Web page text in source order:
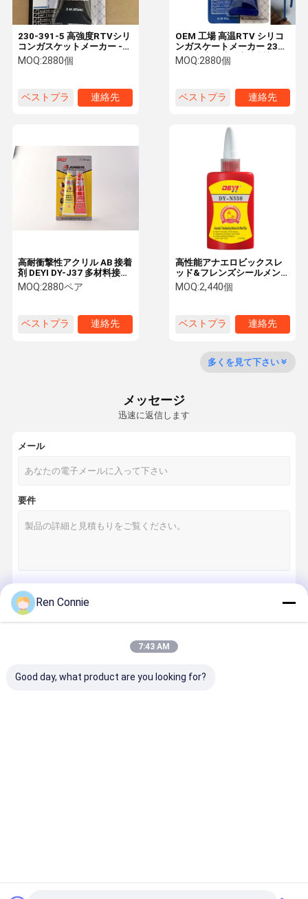
わたしたち
に つい て
工場 ツアー 品質管理 ニュース
エポキシAB接着剤
変更されたアクリルの接着剤
これ以上の釘の接着剤
ガスケット メーカー
セラミックタイルシール剤
ハードウェア 電子接着剤
OEM 工場 高温RTV シリコ
ンガスケートメーカー 230-
391-5 高強度粘着密封剤
MOQ:2880個
ベストプラ
連絡先
230-391-5 高強度RTVシリ
コンガスケットメーカー -
エンジンとフレンズ結合の
ための高温密封剤
MOQ:2880個
ベストプラ
連絡先
高性能アナエロビックスレ
ッド&フレンズシールメント
機械メーカー向け飛行機シ
ール粘着剤
MOQ:2,440個
ベストプラ
連絡先
高耐衝撃性アクリル AB 接着
剤 DEYI DY-J37 多材料接着
用の高速硬化構造用接着剤
MOQ:2880ペア
ベストプラ
連絡先
多くを見て下さい
メッセージ
迅速に返信します
メール
要件
Ren Connie
7:43 AM
Good day, what product are you looking for?